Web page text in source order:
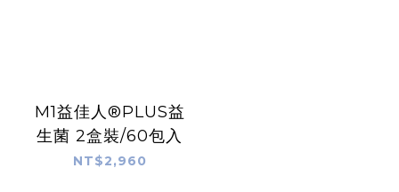
M1益佳人®PLUS益
生菌 2盒裝/60包入
NT$2,960